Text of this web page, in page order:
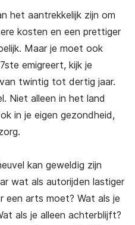
het aantrekkelijk zijn om
kosten en een prettiger
Maar je moet ook
emigreert, kijk je
twintig tot dertig jaar.
Niet alleen in het land
in je eigen gezondheid,
kan geweldig zijn
wat als autorijden lastiger
een arts moet? Wat als je
als je alleen achterblijft?